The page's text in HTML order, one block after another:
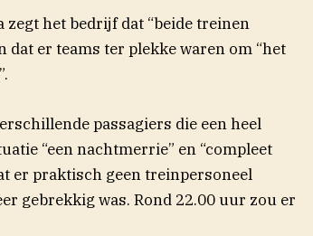
het bedrijf dat “beide treinen
er teams ter plekke waren om “het
passagiers die een heel
“een nachtmerrie” en “compleet
er praktisch geen treinpersoneel
gebrekkig was. Rond 22.00 uur zou er